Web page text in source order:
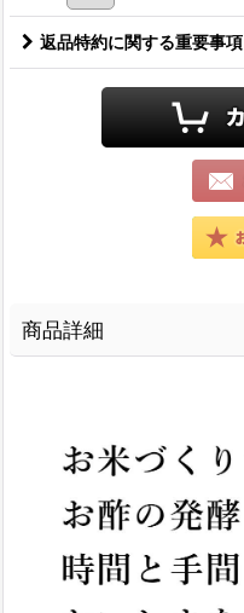
返品特約に関する重要事項
商品詳細